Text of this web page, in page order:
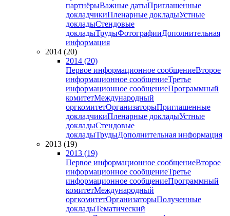
партнёрыВажные датыПриглашенные
докладчикиПленарные докладыУстные
докладыСтендовые
докладыТрудыФотографииДополнительная
информация
2014 (20)
2014 (20)
Первое информационное сообщениеВторое
информационное сообщениеТретье
информационное сообщениеПрограммный
комитетМеждународный
оргкомитетОрганизаторыПриглашенные
докладчикиПленарные докладыУстные
докладыСтендовые
докладыТрудыДополнительная информация
2013 (19)
2013 (19)
Первое информационное сообщениеВторое
информационное сообщениеТретье
информационное сообщениеПрограммный
комитетМеждународный
оргкомитетОрганизаторыПолученные
докладыТематический